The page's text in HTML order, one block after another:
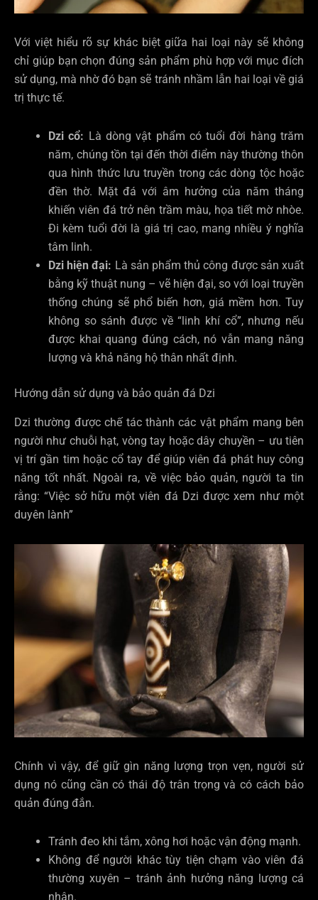
Với việt hiểu rõ sự khác biệt giữa hai loại này sẽ không
chỉ giúp bạn chọn đúng sản phẩm phù hợp với mục đích
sử dụng, mà nhờ đó bạn sẽ tránh nhầm lẫn hai loại về giá
trị thực tế.
Dzi cổ: Là dòng vật phẩm có tuổi đời hàng trăm
năm, chúng tồn tại đến thời điểm này thường thôn
qua hình thức lưu truyền trong các dòng tộc hoặc
đền thờ. Mặt đá với âm hưởng của năm tháng
khiến viên đá trở nên trầm màu, họa tiết mờ nhòe.
Đi kèm tuổi đời là giá trị cao, mang nhiều ý nghĩa
tâm linh.
Dzi hiện đại: Là sản phẩm thủ công được sản xuất
bằng kỹ thuật nung – vẽ hiện đại, so với loại truyền
thống chúng sẽ phổ biến hơn, giá mềm hơn. Tuy
không so sánh được về “linh khí cổ”, nhưng nếu
được khai quang đúng cách, nó vẫn mang năng
lượng và khả năng hộ thân nhất định.
Hướng dẫn sử dụng và bảo quản đá Dzi
Dzi thường được chế tác thành các vật phẩm mang bên
người như chuỗi hạt, vòng tay hoặc dây chuyền – ưu tiên
vị trí gần tim hoặc cổ tay để giúp viên đá phát huy công
năng tốt nhất. Ngoài ra, về việc bảo quản, người ta tin
rằng: “Việc sở hữu một viên đá Dzi được xem như một
duyên lành”
Chính vì vậy, để giữ gìn năng lượng trọn vẹn, người sử
dụng nó cũng cần có thái độ trân trọng và có cách bảo
quản đúng đắn.
Tránh đeo khi tắm, xông hơi hoặc vận động mạnh.
Không để người khác tùy tiện chạm vào viên đá
thường xuyên – tránh ảnh hưởng năng lượng cá
nhân.